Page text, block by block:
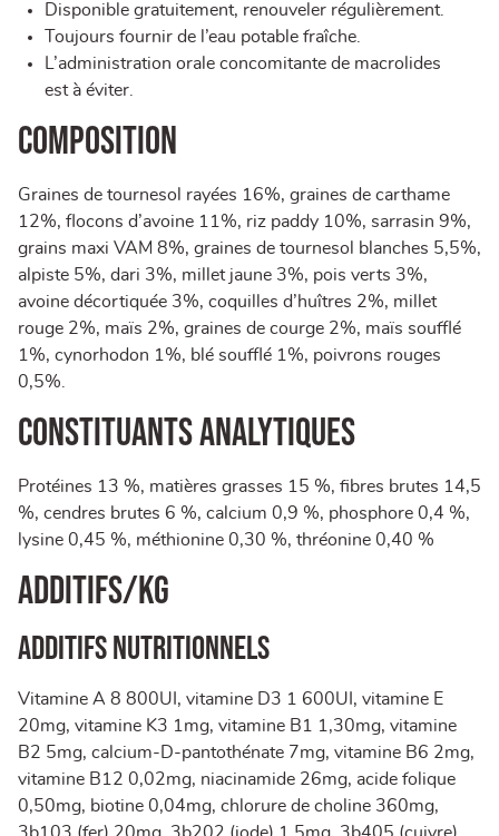
Disponible gratuitement, renouveler régulièrement.
Toujours fournir de l’eau potable fraîche.
L’administration orale concomitante de macrolides
est à éviter.
Composition
Graines de tournesol rayées 16%, graines de carthame
12%, flocons d’avoine 11%, riz paddy 10%, sarrasin 9%,
grains maxi VAM 8%, graines de tournesol blanches 5,5%,
alpiste 5%, dari 3%, millet jaune 3%, pois verts 3%,
avoine décortiquée 3%, coquilles d’huîtres 2%, millet
rouge 2%, maïs 2%, graines de courge 2%, maïs soufflé
1%, cynorhodon 1%, blé soufflé 1%, poivrons rouges
0,5%.
Constituants analytiques
Protéines 13 %, matières grasses 15 %, fibres brutes 14,5
%, cendres brutes 6 %, calcium 0,9 %, phosphore 0,4 %,
lysine 0,45 %, méthionine 0,30 %, thréonine 0,40 %
Additifs/kg
Additifs nutritionnels
Vitamine A 8 800UI, vitamine D3 1 600UI, vitamine E
20mg, vitamine K3 1mg, vitamine B1 1,30mg, vitamine
B2 5mg, calcium-D-pantothénate 7mg, vitamine B6 2mg,
vitamine B12 0,02mg, niacinamide 26mg, acide folique
0,50mg, biotine 0,04mg, chlorure de choline 360mg,